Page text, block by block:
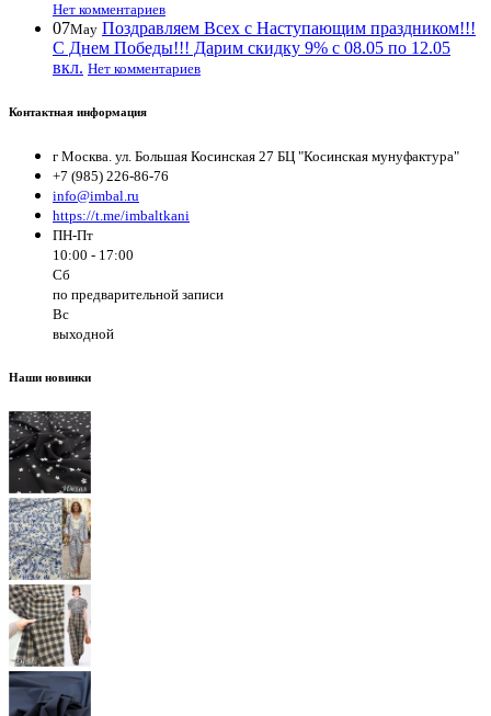
Нет комментариев
07May Поздравляем Всех с Наступающим праздником!!!
С Днем Победы!!! Дарим скидку 9% с 08.05 по 12.05
вкл. Нет комментариев
Контактная информация
г Москва. ул. Большая Косинская 27 БЦ "Косинская мунуфактура"
+7 (985) 226-86-76
info@imbal.ru
https://t.me/imbaltkani
ПН-Пт
10:00 - 17:00
Сб
по предварительной записи
Вс
выходной
Наши новинки